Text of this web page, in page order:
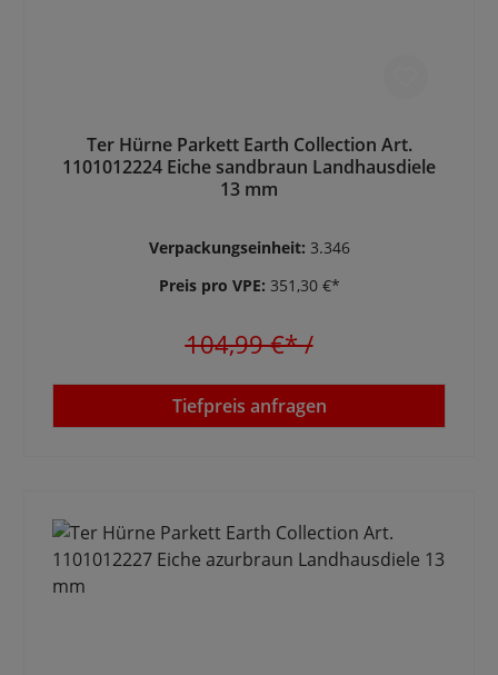
Ter Hürne Parkett Earth Collection Art.
1101012224 Eiche sandbraun Landhausdiele
13 mm
Verpackungseinheit: 3.346
Preis pro VPE: 351,30 €*
104,99 €*/
Tiefpreis anfragen